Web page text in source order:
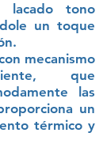
lacado tono
un toque
mecanismo
que
las
un
térmico y